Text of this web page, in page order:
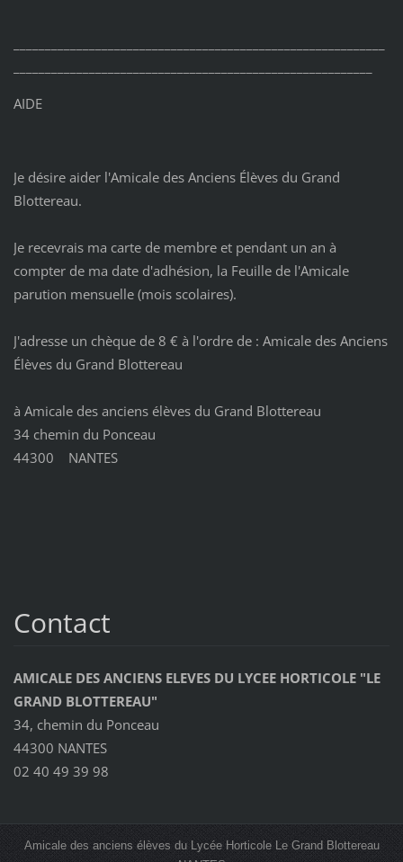
AIDE
Je désire aider l'Amicale des Anciens Élèves du Grand
Blottereau.
Je recevrais ma carte de membre et pendant un an à
compter de ma date d'adhésion, la Feuille de l'Amicale
parution mensuelle (mois scolaires).
J'adresse un chèque de 8 € à l'ordre de : Amicale des Anciens
Élèves du Grand Blottereau
à Amicale des anciens élèves du Grand Blottereau
34 chemin du Ponceau
44300 NANTES
Contact
AMICALE DES ANCIENS ELEVES DU LYCEE HORTICOLE "LE
GRAND BLOTTEREAU"
34, chemin du Ponceau
44300 NANTES
02 40 49 39 98
Amicale des anciens élèves du Lycée Horticole Le Grand Blottereau